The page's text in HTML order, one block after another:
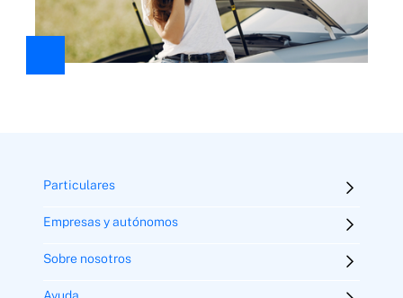
Particulares
Empresas y autónomos
Sobre nosotros
Ayuda